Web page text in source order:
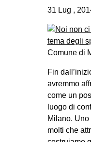
31 Lug ,
Fin
avremmo
come un
luogo di
Milano.
molti che